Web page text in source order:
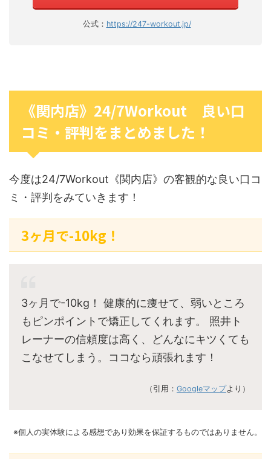
公式： https://247-workout.jp/
《関内店》24/7Workout 良い口
コミ・評判をまとめました！
今度は24/7Workout《関内店》の客観的な良い口コ
ミ・評判をみていきます！
3ヶ月で-10kg！
3ヶ月で-10kg！ 健康的に痩せて、弱いところ
もピンポイントで矯正してくれます。 照井ト
レーナーの信頼度は高く、どんなにキツくても
こなせてしまう。ココなら頑張れます！
（引用： Googleマップより）
※個人の実体験による感想であり効果を保証するものではありません。